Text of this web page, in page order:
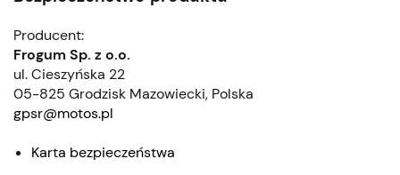
Producent:
Frogum Sp. z o.o.
ul. Cieszyńska 22
05-825 Grodzisk Mazowiecki, Polska
gpsr@motos.pl
Karta bezpieczeństwa